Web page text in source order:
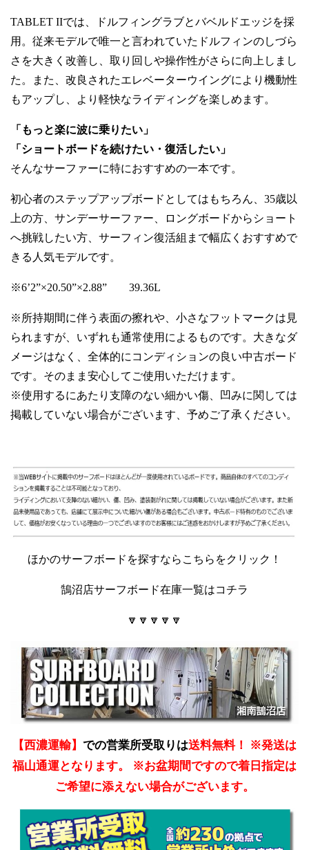
TABLET IIでは、ドルフィングラブとバベルドエッジを採
用。従来モデルで唯一と言われていたドルフィンのしづら
さを大きく改善し、取り回しや操作性がさらに向上しまし
た。また、改良されたエレベーターウイングにより機動性
もアップし、より軽快なライディングを楽しめます。
「もっと楽に波に乗りたい」
「ショートボードを続けたい・復活したい」
そんなサーファーに特におすすめの一本です。
初心者のステップアップボードとしてはもちろん、35歳以
上の方、サンデーサーファー、ロングボードからショート
へ挑戦したい方、サーフィン復活組まで幅広くおすすめで
きる人気モデルです。
※6’2”×20.50”×2.88” 39.36L
※所持期間に伴う表面の擦れや、小さなフットマークは見
られますが、いずれも通常使用によるものです。大きなダ
メージはなく、全体的にコンディションの良い中古ボード
です。そのまま安心してご使用いただけます。
※使用するにあたり支障のない細かい傷、凹みに関しては
掲載していない場合がございます、予めご了承ください。
ほかのサーフボードを探すならこちらをクリック！
鵠沼店サーフボード在庫一覧はコチラ
🔽🔽🔽🔽🔽
【西濃運輸】 での営業所受取りは送料無料！
※発送は
福山通運となります。 ※お盆期間ですので着日指定は
ご希望に添えない場合がございます。